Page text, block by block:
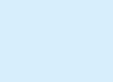
Transformamos espacios en
tu bienestar.